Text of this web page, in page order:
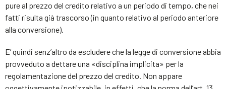
pure al prezzo del credito relativo a un periodo di tempo, che nei
fatti risulta già trascorso (in quanto relativo al periodo anteriore
alla conversione).
E’ quindi senz’altro da escludere che la legge di conversione abbia
provveduto a dettare una «disciplina implicita» per la
regolamentazione del prezzo del credito. Non appare